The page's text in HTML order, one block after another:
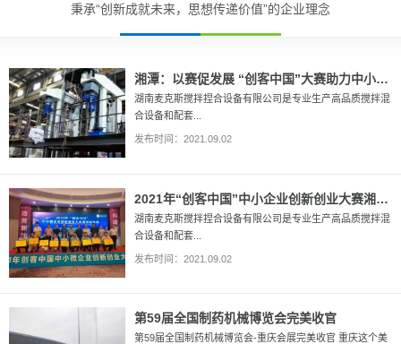
秉承“创新成就未来，思想传递价值”的企业理念
湘潭：以赛促发展 “创客中国”大赛助力中小企业迎来发展“春天”
湖南麦克斯搅拌捏合设备有限公司是专业生产高品质搅拌混
合设备和配套...
发布时间：2021.09.02
2021年“创客中国”中小企业创新创业大赛湘潭市一等奖
湖南麦克斯搅拌捏合设备有限公司是专业生产高品质搅拌混
合设备和配套...
发布时间：2021.09.02
第59届全国制药机械博览会完美收官
第59届全国制药机械博览会-重庆会展完美收官 重庆这个美